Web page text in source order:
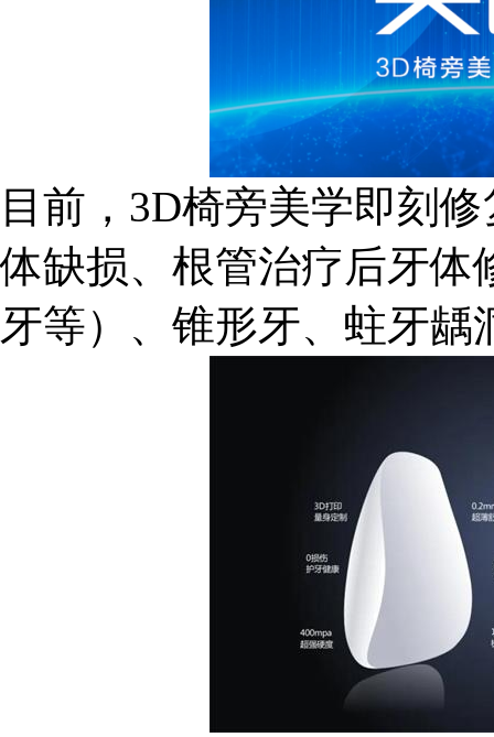
目前，3D椅旁美学即刻
体缺损、根管治疗后牙体
牙等）、锥形牙、蛀牙